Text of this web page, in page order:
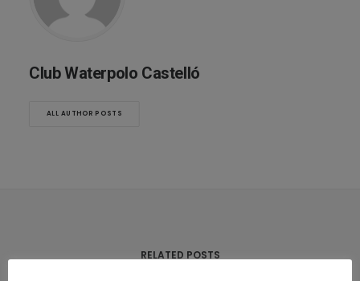
Club Waterpolo Castelló
ALL AUTHOR POSTS
RELATED POSTS